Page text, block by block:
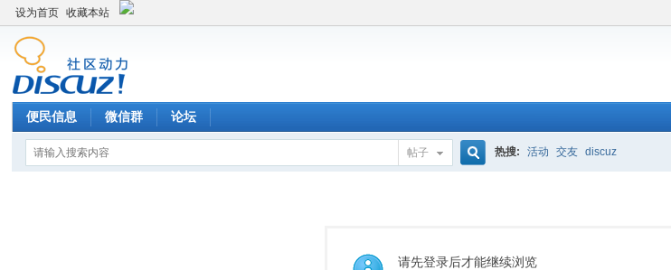
设为首页 收藏本站
便民信息 微信群 论坛
帖子
索
热搜: 活动 交友 discuz
请先登录后才能继续浏览